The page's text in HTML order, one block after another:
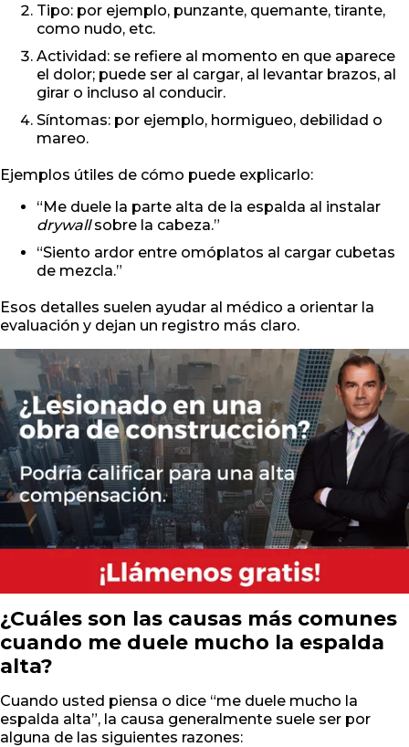
Tipo: por ejemplo, punzante, quemante, tirante,
como nudo, etc.
Actividad: se refiere al momento en que aparece
el dolor; puede ser al cargar, al levantar brazos, al
girar o incluso al conducir.
Síntomas: por ejemplo, hormigueo, debilidad o
mareo.
Ejemplos útiles de cómo puede explicarlo:
“Me duele la parte alta de la espalda al instalar
drywallsobre la cabeza.”
“Siento ardor entre omóplatos al cargar cubetas
de mezcla.”
Esos detalles suelen ayudar al médico a orientar la
evaluación y dejan un registro más claro.
¿Cuáles son las causas más comunes
cuando me duele mucho la espalda
alta?
Cuando usted piensa o dice “me duele mucho la
espalda alta”, la causa generalmente suele ser por
alguna de las siguientes razones: